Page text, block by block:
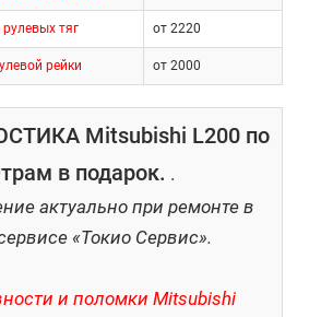
тяг от 2220
рейки от 2000
Mitsubishi L200 по
в подарок. .
актуально при ремонте в
«Токио Сервис».
и поломки Mitsubishi